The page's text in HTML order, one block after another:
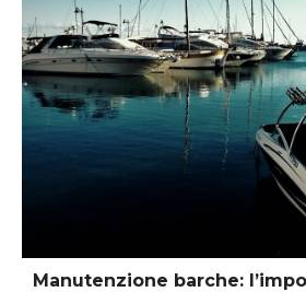
Manutenzione barche: